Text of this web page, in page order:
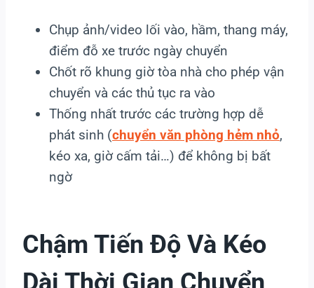
Chụp ảnh/video lối vào, hầm, thang máy,
điểm đỗ xe trước ngày chuyển
Chốt rõ khung giờ tòa nhà cho phép vận
chuyển và các thủ tục ra vào
Thống nhất trước các trường hợp dễ
phát sinh (chuyển văn phòng hẻm nhỏ,
kéo xa, giờ cấm tải…) để không bị bất
ngờ
Chậm Tiến Độ Và Kéo